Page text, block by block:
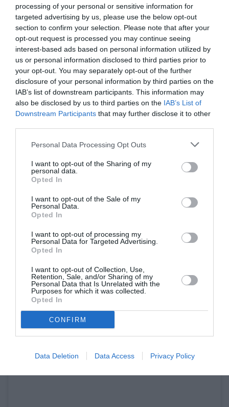
processing of your personal or sensitive information for
targeted advertising by us, please use the below opt-out
section to confirm your selection. Please note that after your
opt-out request is processed you may continue seeing
interest-based ads based on personal information utilized by
us or personal information disclosed to third parties prior to
your opt-out. You may separately opt-out of the further
disclosure of your personal information by third parties on the
IAB’s list of downstream participants. This information may
also be disclosed by us to third parties on the IAB’s List of
Downstream Participants that may further disclose it to other
Personal Data Processing Opt Outs
I want to opt-out of the Sharing of my
personal data.
Opted In
I want to opt-out of the Sale of my
Personal Data.
Opted In
I want to opt-out of processing my
Personal Data for Targeted Advertising.
Opted In
I want to opt-out of Collection, Use,
Retention, Sale, and/or Sharing of my
Personal Data that Is Unrelated with the
Purposes for which it was collected.
Opted In
CONFIRM
Data Deletion Data Access Privacy Policy
Δείτε αυτή τη δημοσίευση στο Instagram.